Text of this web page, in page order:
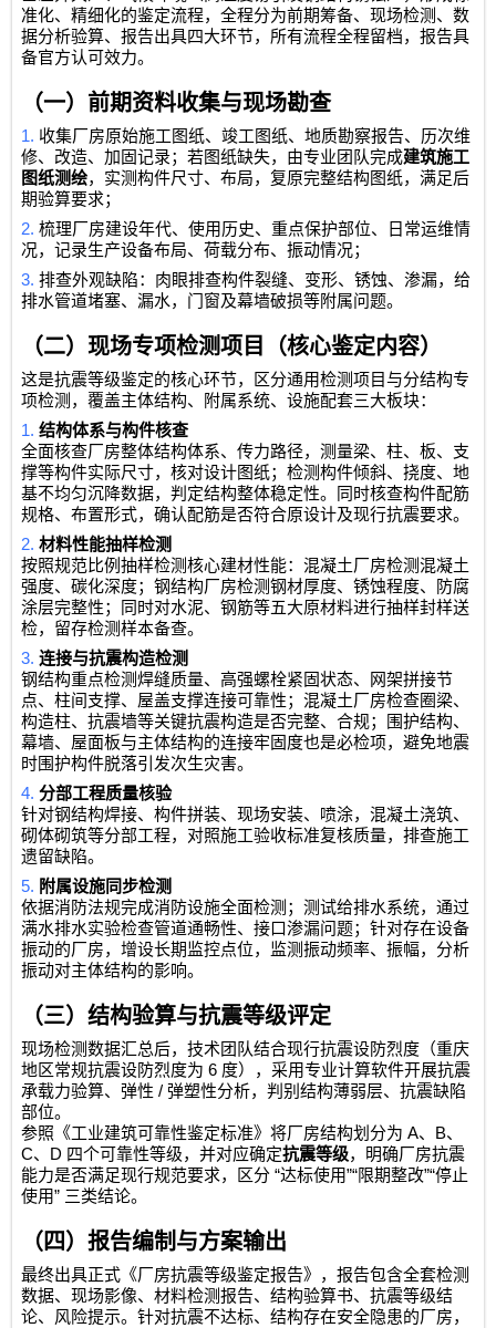
准化、精细化的鉴定流程，全程分为前期筹备、现场检测、数
据分析验算、报告出具四大环节，所有流程全程留档，报告具
备官方认可效力。
（一）前期资料收集与现场勘查
1. 收集厂房原始施工图纸、竣工图纸、地质勘察报告、历次维
修、改造、加固记录；若图纸缺失，由专业团队完成建筑施工
图纸测绘，实测构件尺寸、布局，复原完整结构图纸，满足后
期验算要求；
2.梳理厂房建设年代、使用历史、重点保护部位、日常运维情
况，记录生产设备布局、荷载分布、振动情况；
3.排查外观缺陷：肉眼排查构件裂缝、变形、锈蚀、渗漏，给
排水管道堵塞、漏水，门窗及幕墙破损等附属问题。
（二）现场专项检测项目（核心鉴定内容）
这是抗震等级鉴定的核心环节，区分通用检测项目与分结构专
项检测，覆盖主体结构、附属系统、设施配套三大板块：
1.结构体系与构件核查
全面核查厂房整体结构体系、传力路径，测量梁、柱、板、支
撑等构件实际尺寸，核对设计图纸；检测构件倾斜、挠度、地
基不均匀沉降数据，判定结构整体稳定性。同时核查构件配筋
规格、布置形式，确认配筋是否符合原设计及现行抗震要求。
2.材料性能抽样检测
按照规范比例抽样检测核心建材性能：混凝土厂房检测混凝土
强度、碳化深度；钢结构厂房检测钢材厚度、锈蚀程度、防腐
涂层完整性；同时对水泥、钢筋等五大原材料进行抽样封样送
检，留存检测样本备查。
3.连接与抗震构造检测
钢结构重点检测焊缝质量、高强螺栓紧固状态、网架拼接节
点、柱间支撑、屋盖支撑连接可靠性；混凝土厂房检查圈梁、
构造柱、抗震墙等关键抗震构造是否完整、合规；围护结构、
幕墙、屋面板与主体结构的连接牢固度也是必检项，避免地震
时围护构件脱落引发次生灾害。
4.分部工程质量核验
针对钢结构焊接、构件拼装、现场安装、喷涂，混凝土浇筑、
砌体砌筑等分部工程，对照施工验收标准复核质量，排查施工
遗留缺陷。
5. 附属设施同步检测
依据消防法规完成消防设施全面检测；测试给排水系统，通过
满水排水实验检查管道通畅性、接口渗漏问题；针对存在设备
振动的厂房，增设长期监控点位，监测振动频率、振幅，分析
振动对主体结构的影响。
（三）结构验算与抗震等级评定
现场检测数据汇总后，技术团队结合现行抗震设防烈度（重庆
地区常规抗震设防烈度为 6 度），采用专业计算软件开展抗震
承载力验算、弹性/弹塑性分析，判别结构薄弱层、抗震缺陷
部位。
参照《工业建筑可靠性鉴定标准》将厂房结构划分为 A、 B、
C、 D 四个可靠性等级，并对应确定抗震等级，明确厂房抗震
能力是否满足现行规范要求，区分 “达标使用”“限期整改”“停止
使用” 三类结论。
（四）报告编制与方案输出
最终出具正式《厂房抗震等级鉴定报告》，报告包含全套检测
数据、现场影像、材料检测报告、结构验算书、抗震等级结
论、风险提示。针对抗震不达标、结构存在安全隐患的厂房，